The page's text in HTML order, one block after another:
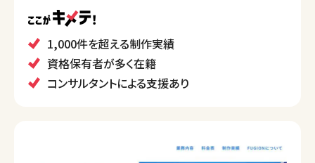
1,000件を超える制作実績
資格保有者が多く在籍
コンサルタントによる支援あり